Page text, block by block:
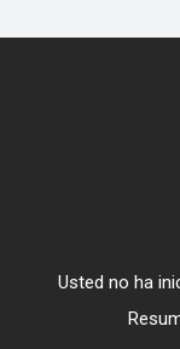
Usted no ha